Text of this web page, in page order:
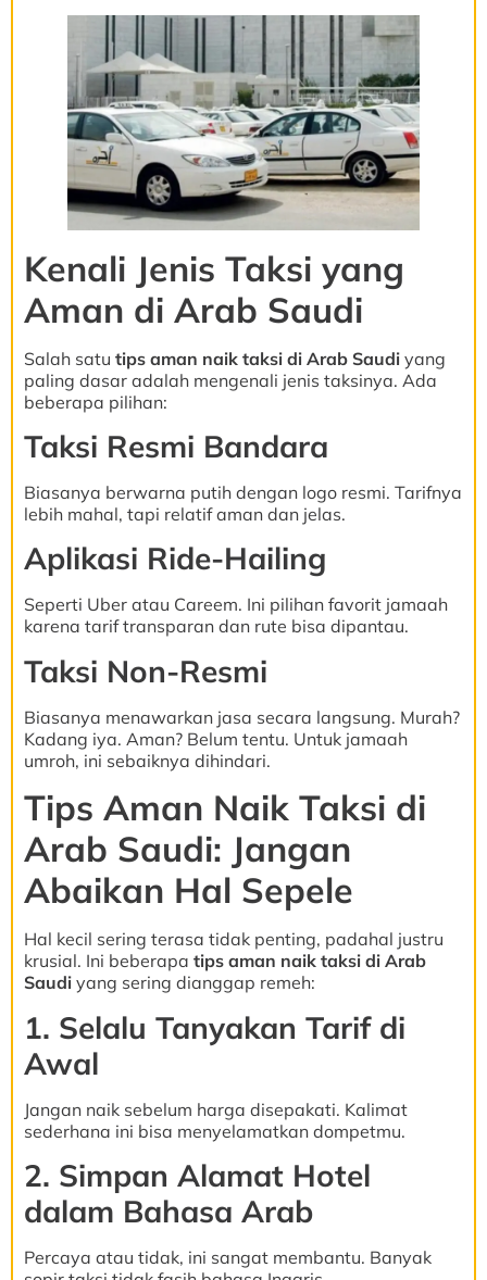
Kenali Jenis Taksi yang
Aman di Arab Saudi
Salah satu tips aman naik taksi di Arab Saudi yang
paling dasar adalah mengenali jenis taksinya. Ada
beberapa pilihan:
Taksi Resmi Bandara
Biasanya berwarna putih dengan logo resmi. Tarifnya
lebih mahal, tapi relatif aman dan jelas.
Aplikasi Ride-Hailing
Seperti Uber atau Careem. Ini pilihan favorit jamaah
karena tarif transparan dan rute bisa dipantau.
Taksi Non-Resmi
Biasanya menawarkan jasa secara langsung. Murah?
Kadang iya. Aman? Belum tentu. Untuk jamaah
umroh, ini sebaiknya dihindari.
Tips Aman Naik Taksi di
Arab Saudi: Jangan
Abaikan Hal Sepele
Hal kecil sering terasa tidak penting, padahal justru
krusial. Ini beberapa tips aman naik taksi di Arab
Saudi yang sering dianggap remeh:
1. Selalu Tanyakan Tarif di
Awal
Jangan naik sebelum harga disepakati. Kalimat
sederhana ini bisa menyelamatkan dompetmu.
2. Simpan Alamat Hotel
dalam Bahasa Arab
Percaya atau tidak, ini sangat membantu. Banyak